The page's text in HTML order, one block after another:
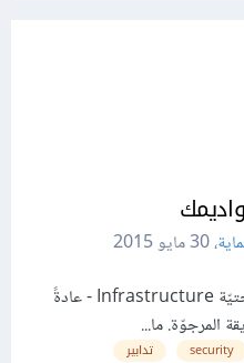
،30 مايو 2015
ينصبّ الاهتمام عند إعداد بنية تحتيّة Infrastructure - عادةً
المرجوّة. ما...
security
تدابير